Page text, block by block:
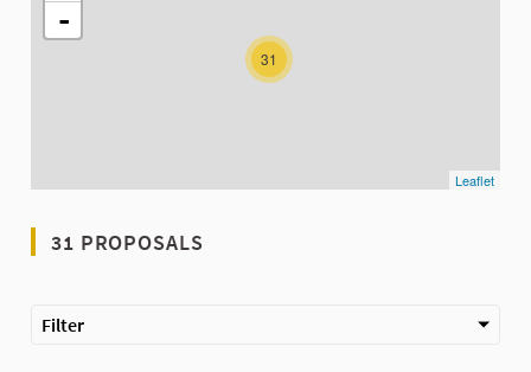
31
-
Leaflet
31 PROPOSALS
Filter